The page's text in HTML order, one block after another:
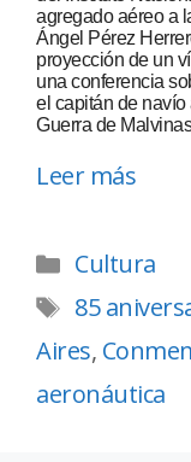
agregado aéreo a
Ángel Pérez
proyección de un
una conferencia
el capitán de navío
Guerra de
Leer más
Cultura
85
Aires,
aeronáutica